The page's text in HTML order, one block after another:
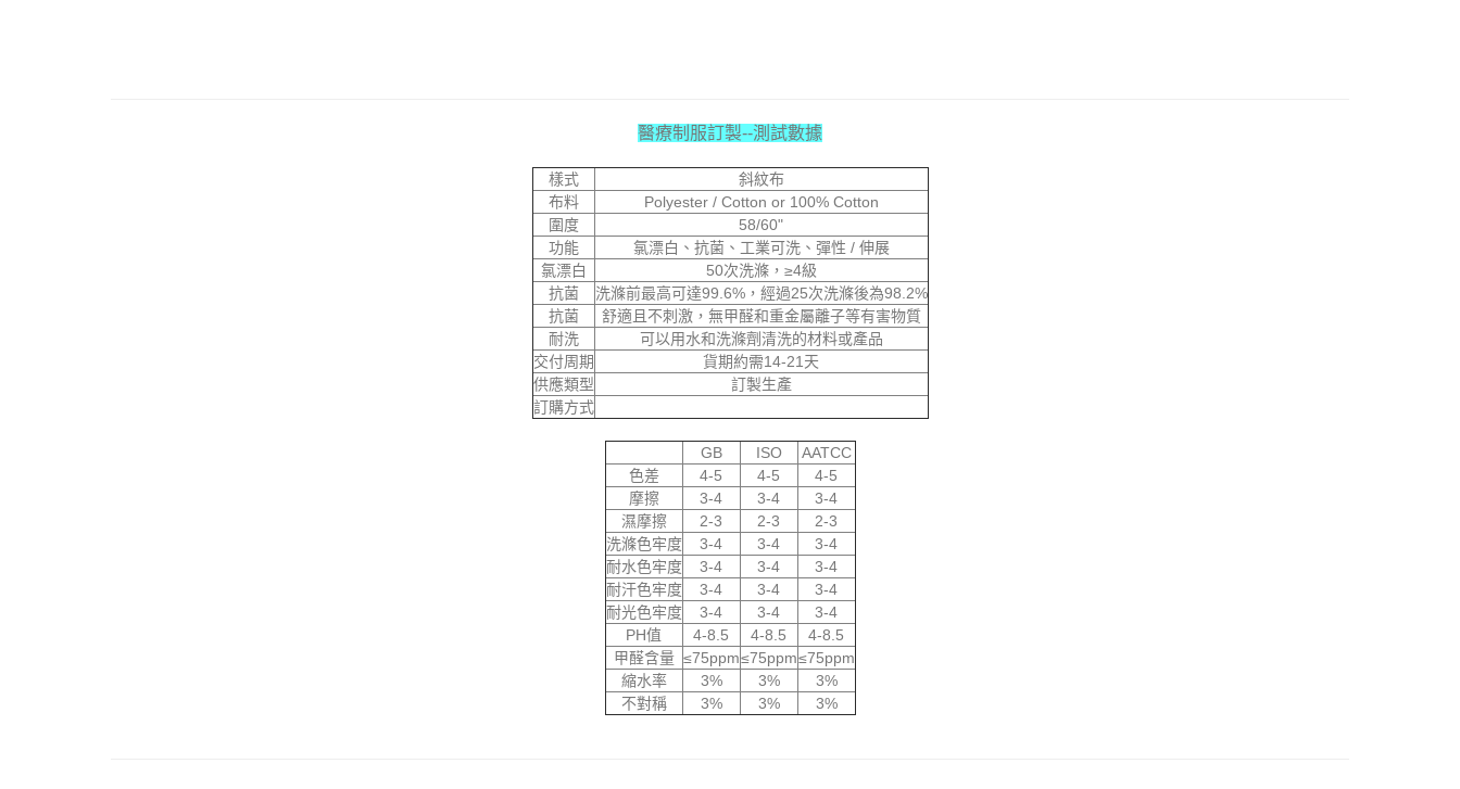
醫療制服訂製--測試數據
樣式
斜紋布
布料
Polyester / Cotton or 100% Cotton
圍度
58/60"
功能
氯漂白、抗菌、工業可洗、彈性 / 伸展
氯漂白
50次洗滌，≥4級
抗菌
洗滌前最高可達99.6%，經過25次洗滌後為98.2%
抗菌
舒適且不刺激，無甲醛和重金屬離子等有害物質
耐洗
可以用水和洗滌劑清洗的材料或產品
交付周期
貨期約需14-21天
供應類型
訂製生產
訂購方式
GB ISO
AATCC
色差
4-5 4-5
4-5
摩擦
3-4 3-4
3-4
濕摩擦
2-3 2-3
2-3
洗滌色牢度
3-4 3-4
3-4
耐水色牢度
3-4 3-4
3-4
耐汗色牢度
3-4 3-4
3-4
耐光色牢度
3-4 3-4
3-4
PH值
4-8.5 4-8.5
4-8.5
甲醛含量 ≤75ppm≤75ppm≤75ppm
縮水率
3% 3%
3%
不對稱
3% 3% 3%